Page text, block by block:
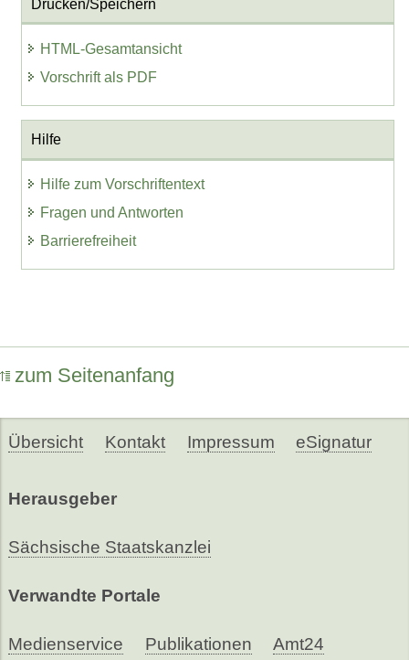
Drucken/Speichern
HTML-Gesamtansicht
Vorschrift als PDF
Hilfe
Hilfe zum Vorschriftentext
Fragen und Antworten
Barrierefreiheit
zum Seitenanfang
Übersicht Kontakt Impressum eSignatur
Herausgeber
Sächsische Staatskanzlei
Verwandte Portale
Medienservice Publikationen Amt24